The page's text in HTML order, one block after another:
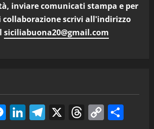
inviare comunicati stampa e per
collaborazione scrivi all'indirizzo
siciliabuona20@gmail.com
Messenger
LinkedIn
Telegram
X Threads
Copy